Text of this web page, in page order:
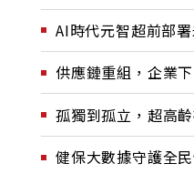
AI時代元智超前部
供應鏈重組，企業
孤獨到孤立，超高
健保大數據守護全